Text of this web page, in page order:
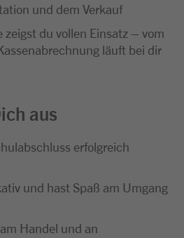
und dem Verkauf
zeigst du vollen Einsatz – vom
läuft bei dir
aus
erfolgreich
und hast Spaß am Umgang
Handel und an